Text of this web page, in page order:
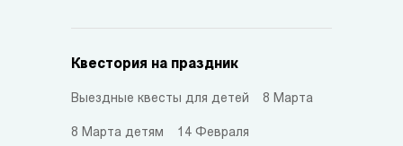
Квестория на праздник
Выездные квесты для детей 8 Марта
8 Марта детям 14 Февраля